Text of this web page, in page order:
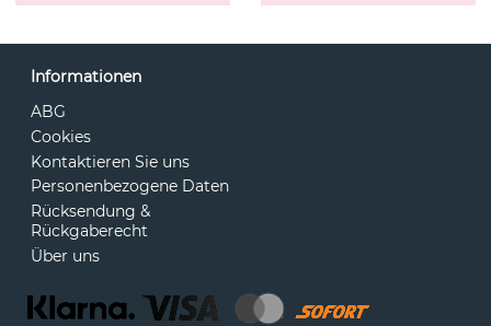
Informationen
ABG
Cookies
Kontaktieren Sie uns
Personenbezogene Daten
Rücksendung &
Rückgaberecht
Über uns